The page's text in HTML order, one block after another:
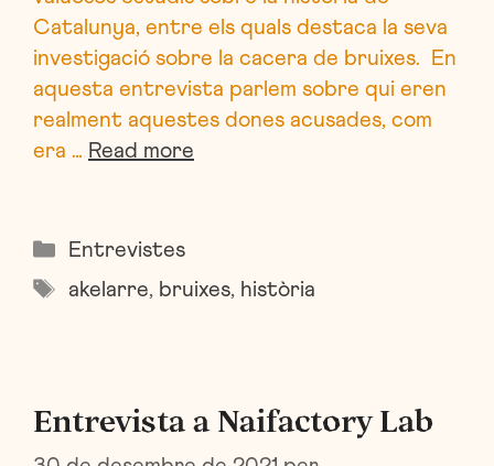
Catalunya, entre els quals destaca la seva
investigació sobre la cacera de bruixes. En
aquesta entrevista parlem sobre qui eren
realment aquestes dones acusades, com
era … Read more
Categories
Entrevistes
Etiquetes
akelarre, bruixes, història
Entrevista a Naifactory Lab